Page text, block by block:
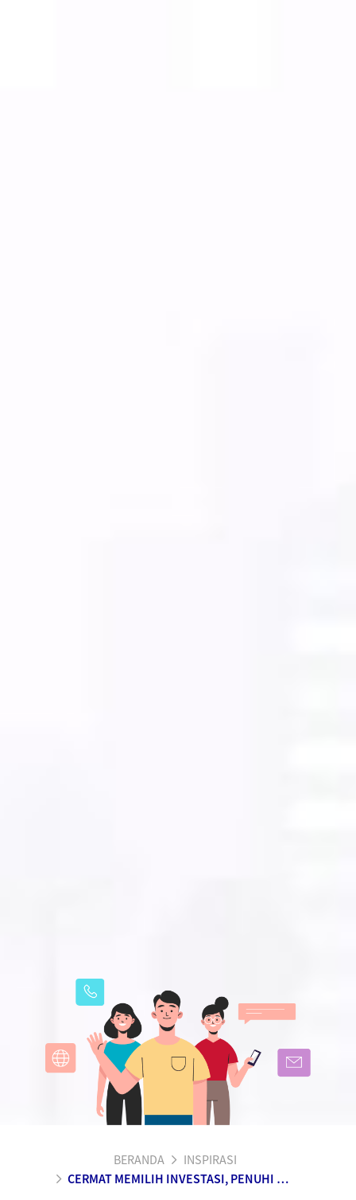
BERANDA
INSPIRASI
CERMAT MEMILIH INVESTASI, PENUHI DANA PENDIDIKAN ANAK